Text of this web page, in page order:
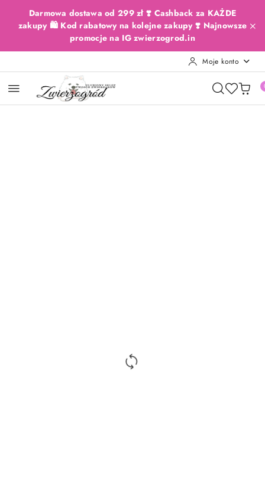
Przejdź do treści głównej
Przejdź do wyszukiwarki
Przejdź do moje konto
Przejdź do menu głównego
Przejdź do opisu produktu
Przejdź do stopki
Darmowa dostawa od 299 zł ❣️ Cashback za KAŻDE
zakupy 🛍️ Kod rabatowy na kolejne zakupy ❣️ Najnowsze
promocje na IG zwierzogrod.in
Moje konto